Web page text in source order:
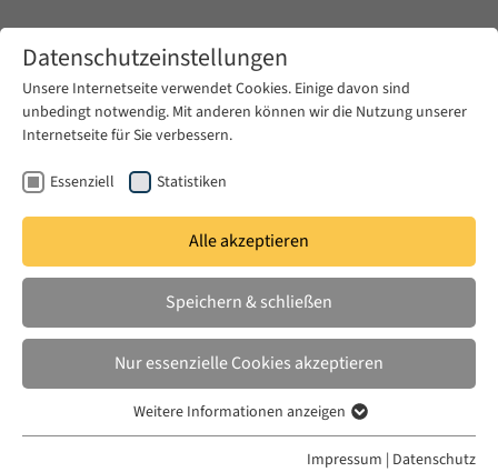
Zum Hauptinhalt springen
MI. 07 MAI 2025|17:00–18:30
Syrian Challenges and Hi/Stories
of Citizenship
Guevara Namer (Berlin) in conversation with
Datenschutzeinstellungen
Unsere Internetseite verwendet Cookies. Einige davon sind
unbedingt notwendig. Mit anderen können wir die Nutzung unserer
Internetseite für Sie verbessern.
Essenziell Statistiken
Alle akzeptieren
Speichern & schließen
Nur essenzielle Cookies akzeptieren
Essenzielle Cookies werden für grundlegende Funktionen der
Weitere Informationen anzeigen
Impressum | Datenschutz